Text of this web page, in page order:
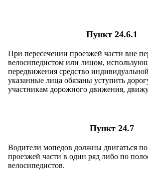
Пункт 24.6.1
При пересечении проезжей части вне
велосипедистом или лицом,
передвижения средство
указанные лица обязаны уступить
участникам дорожного движения,
Пункт 24.7
Водители мопедов должны двигаться
проезжей части в один ряд либо по
велосипедистов.